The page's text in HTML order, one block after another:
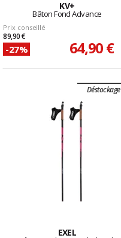
KV+
Bâton Fond Advance
Prix conseillé
89,90 €
-27% 64,90 €
Déstockage
EXEL